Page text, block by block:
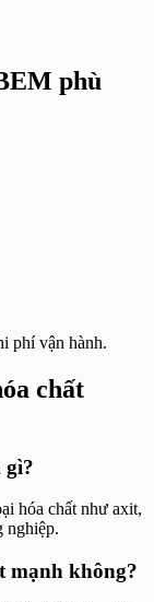
phù
phí vận hành.
chất
gì?
hóa chất như axit,
nghiệp.
mạnh không?